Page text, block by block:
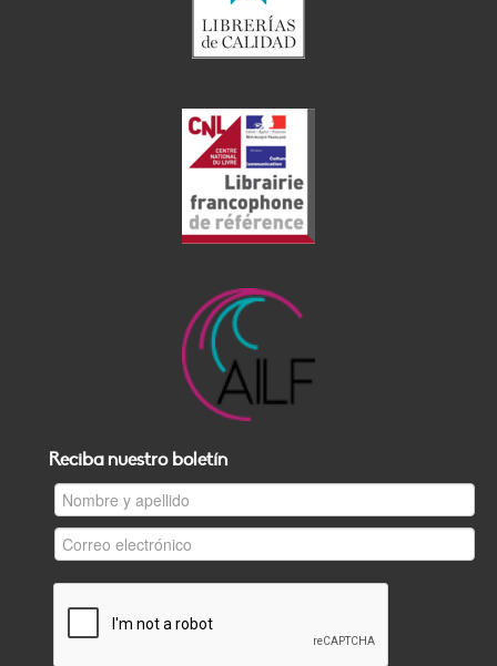
Reciba nuestro boletín